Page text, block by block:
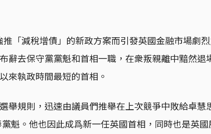
「減稅增債」的新政方案而引發英國金融市場劇
辭去保守黨黨魁和首相一職，在衆叛親離中黯然退
來執政時間最短的首相。
舉規則，迅速由議員們推舉在上次競爭中敗給卓慧
魁。他也因此成爲新一任英國首相，同時也是英